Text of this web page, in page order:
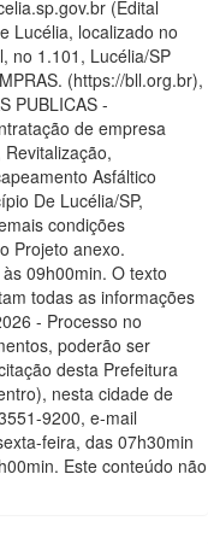
(Edital
Lucélia, localizado no
no 1.101, Lucélia/SP
(https://bll.org.br),
PUBLICAS -
de empresa
Asfáltico
De Lucélia/SP,
condições
Projeto anexo.
09h00min. O texto
todas as informações
- Processo no
poderão ser
desta Prefeitura
nesta cidade de
9200, e-mail
feira, das 07h30min
Este conteúdo não